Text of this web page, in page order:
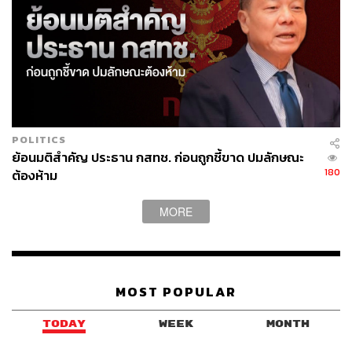
สามารถติดตาม THE STANDARD WEALTH
ผ่านแอปพลิเคชันต่างๆ ที่คุณสะดวกหรือใช้งานอยู่แล้วได้เลย
TAGS: InnovestX Research TTTBB
Market Focus
POLITICS
ย้อนมติสำคัญ ประธาน กสทช. ก่อนถูกชี้ขาด ปมลักษณะ
ต้องห้าม
180
MORE
MOST POPULAR
TODAY WEEK MONTH